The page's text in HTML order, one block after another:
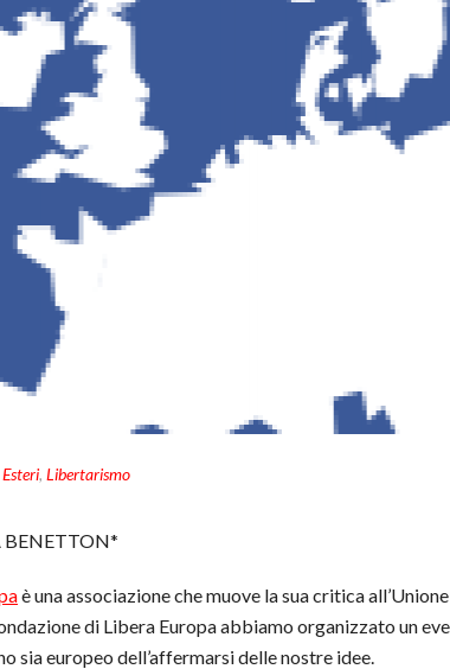
Esteri, Libertarismo
BENETTON*
è una associazione che muove la sua critica
di Libera Europa abbiamo organizzato un
sia europeo dell’affermarsi delle nostre idee.